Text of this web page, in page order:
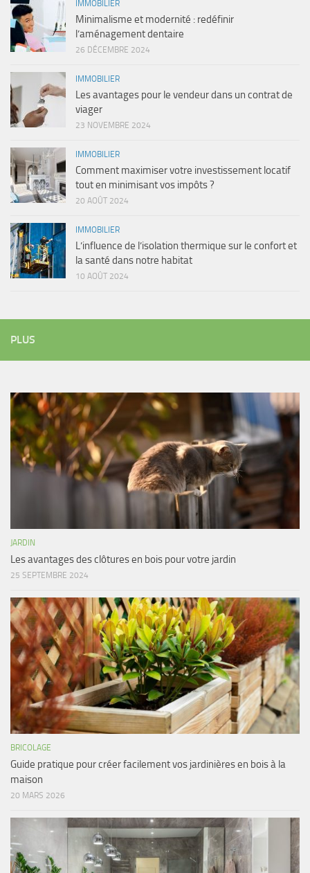
IMMOBILIER
Minimalisme et modernité : redéfinir
l’aménagement dentaire
26 DÉCEMBRE 2024
IMMOBILIER
Les avantages pour le vendeur dans un contrat de
viager
23 NOVEMBRE 2024
IMMOBILIER
Comment maximiser votre investissement locatif
tout en minimisant vos impôts ?
20 AOÛT 2024
IMMOBILIER
L’influence de l’isolation thermique sur le confort et
la santé dans notre habitat
10 AOÛT 2024
PLUS
JARDIN
Les avantages des clôtures en bois pour votre jardin
25 SEPTEMBRE 2024
BRICOLAGE
Guide pratique pour créer facilement vos jardinières en bois à la
maison
20 MARS 2026